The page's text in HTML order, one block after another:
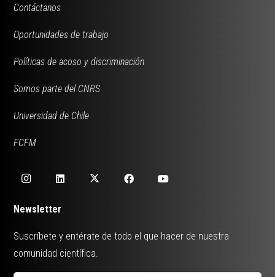
Contáctanos
Oportunidades de trabajo
Políticas de acoso y discriminación
Somos parte del CNRS
Universidad de Chile
FCFM
Newsletter
Suscríbete y entérate de todo el que hacer de nuestra
comunidad científica.